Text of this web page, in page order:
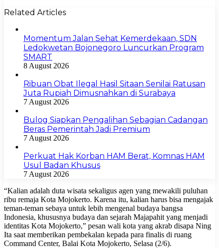
Related Articles
Momentum Jalan Sehat Kemerdekaan, SDN
Ledokwetan Bojonegoro Luncurkan Program
SMART
8 August 2026
Ribuan Obat Ilegal Hasil Sitaan Senilai Ratusan
Juta Rupiah Dimusnahkan di Surabaya
7 August 2026
Bulog Siapkan Pengalihan Sebagian Cadangan
Beras Pemerintah Jadi Premium
7 August 2026
Perkuat Hak Korban HAM Berat, Komnas HAM
Usul Badan Khusus
7 August 2026
“Kalian adalah duta wisata sekaligus agen yang mewakili puluhan
ribu remaja Kota Mojokerto. Karena itu, kalian harus bisa mengajak
teman-teman sebaya untuk lebih mengenal budaya bangsa
Indonesia, khususnya budaya dan sejarah Majapahit yang menjadi
identitas Kota Mojokerto,” pesan wali kota yang akrab disapa Ning
Ita saat memberikan pembekalan kepada para finalis di ruang
Command Center, Balai Kota Mojokerto, Selasa (2/6).